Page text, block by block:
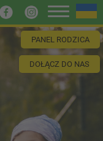
PANEL RODZICA
DOŁĄCZ DO NAS